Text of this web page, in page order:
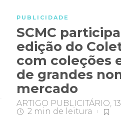
PUBLICIDADE
SCMC
edição do
com coleções
de grandes
mercado
ARTIGO PUBLICITÁRIO,
2 min de leitura